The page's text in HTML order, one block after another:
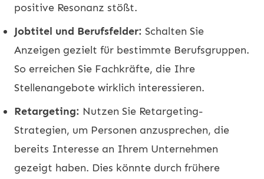
positive Resonanz stößt.
Jobtitel und Berufsfelder: Schalten Sie
Anzeigen gezielt für bestimmte Berufsgruppen.
So erreichen Sie Fachkräfte, die Ihre
Stellenangebote wirklich interessieren.
Retargeting: Nutzen Sie Retargeting-
Strategien, um Personen anzusprechen, die
bereits Interesse an Ihrem Unternehmen
gezeigt haben. Dies könnte durch frühere